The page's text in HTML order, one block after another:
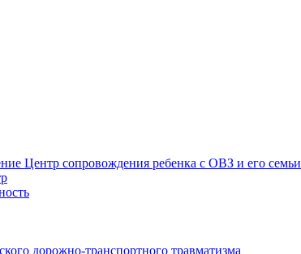
Центр сопровождения ребенка с ОВЗ и его семьи
дорожно-транспортного травматизма